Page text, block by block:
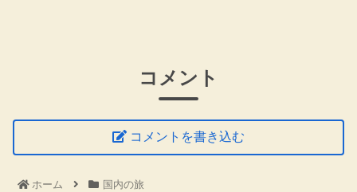
コメント
コメントを書き込む
ホーム 国内の旅